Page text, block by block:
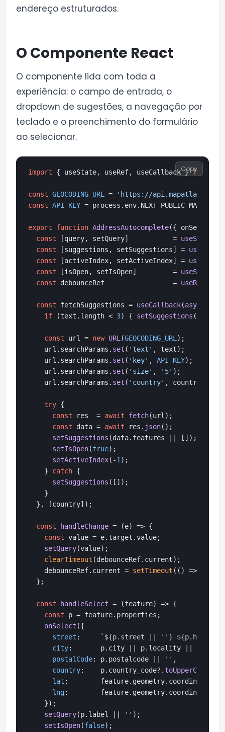
endereço estruturados.
O Componente React
O componente lida com toda a
experiência: o campo de entrada, o
dropdown de sugestões, a navegação por
teclado e o preenchimento do formulário
ao selecionar.
Copy
import { useState, useRef, useCallback } from
const GEOCODING_URL =
'https://api.mapatlas.eu/
const API_KEY = process. env.
export function AddressAutocomplete({ onSelect,
const [query, setQuery]           = useState
const [suggestions, setSuggestions] = useState
const [activeIndex, setActiveIndex] = useState
const [isOpen, setIsOpen]         = useState
const debounceRef                 = useRef
const fetchSuggestions = useCallback(async
if (text. length < 3) { setSuggestions ([]);
const url = new URL(GEOCODING_URL);
    url.
searchParams . set ( 'text' , text);
    url.
searchParams . set ( 'key' , API_KEY);
    url.
searchParams . set ( 'size' , '5' );
    url.
searchParams . set ( 'country' , country);
try {
const res  = await fetch(url);
const data = await res. json();
setSuggestions (data. features || []);
setIsOpen(true);
setActiveIndex(-1);
    }
catch {
setSuggestions ([]);
    }
  }, [country]);
const handleChange = (e) => {
const value = e. target .value;
setQuery(value);
clearTimeout (debounceRef. current);
    debounceRef.
current = setTimeout ( () =>
  };
const handleSelect = (feature) => {
const p = feature. properties ;
onSelect ({
street : ` ${p.street || '' }
city:       p. city || p. locality
postalCode: p. postalcode '' ,
country:    p. country_code?.toUpperCase
lat :        feature. geometry. coordinates
lng:        feature. geometry. coordinates
    });
setQuery(p. label '' );
setIsOpen(false);